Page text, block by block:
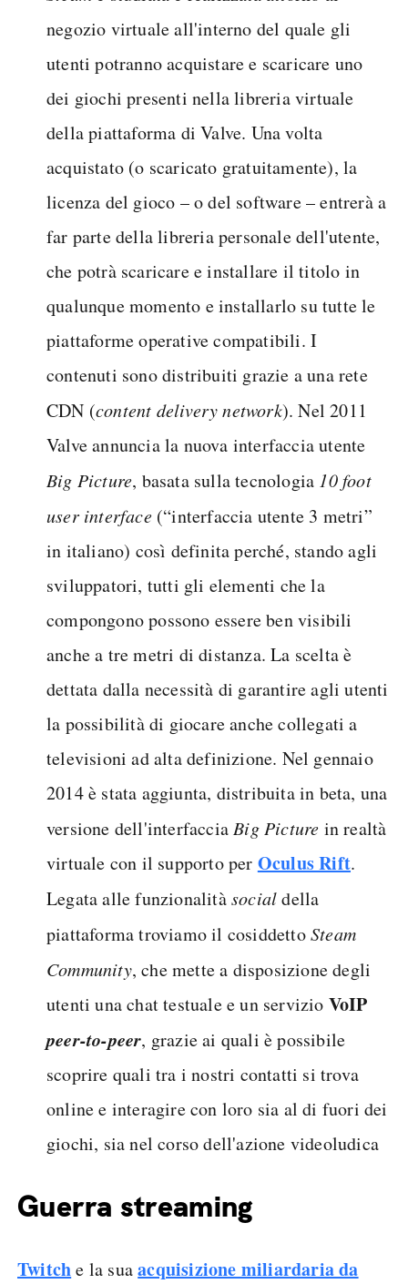
negozio virtuale all'interno del quale gli
utenti potranno acquistare e scaricare uno
dei giochi presenti nella libreria virtuale
della piattaforma di Valve. Una volta
acquistato (o scaricato gratuitamente), la
licenza del gioco – o del software – entrerà a
far parte della libreria personale dell'utente,
che potrà scaricare e installare il titolo in
qualunque momento e installarlo su tutte le
piattaforme operative compatibili. I
contenuti sono distribuiti grazie a una rete
CDN (content delivery network). Nel 2011
Valve annuncia la nuova interfaccia utente
Big Picture, basata sulla tecnologia 10 foot
user interface(“interfaccia utente 3 metri”
in italiano) così definita perché, stando agli
sviluppatori, tutti gli elementi che la
compongono possono essere ben visibili
anche a tre metri di distanza. La scelta è
dettata dalla necessità di garantire agli utenti
la possibilità di giocare anche collegati a
televisioni ad alta definizione. Nel gennaio
2014 è stata aggiunta, distribuita in beta, una
versione dell'interfacciaBig Picture in realtà
virtuale con il supporto per Oculus Rift.
Legata alle funzionalitàsocialdella
piattaforma troviamo il cosiddettoSteam
Community, che mette a disposizione degli
utenti una chat testuale e un servizio VoIP
peer-to-peer, grazie ai quali è possibile
scoprire quali tra i nostri contatti si trova
online e interagire con loro sia al di fuori dei
giochi, sia nel corso dell'azione videoludica
Guerra streaming
Twitche la suaacquisizione miliardaria da